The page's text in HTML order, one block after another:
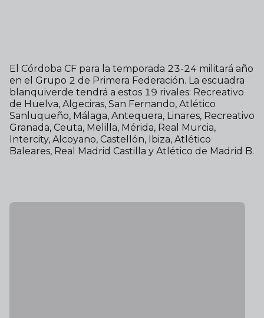
El Córdoba CF para la temporada 23-24 militará año
en el Grupo 2 de Primera Federación. La escuadra
blanquiverde tendrá a estos 19 rivales: Recreativo
de Huelva, Algeciras, San Fernando, Atlético
Sanluqueño, Málaga, Antequera, Linares, Recreativo
Granada, Ceuta, Melilla, Mérida, Real Murcia,
Intercity, Alcoyano, Castellón, Ibiza, Atlético
Baleares, Real Madrid Castilla y Atlético de Madrid B.